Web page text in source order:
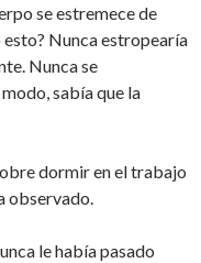
se estremece de
Nunca estropearía
Nunca se
sabía que la
dormir en el trabajo
observado.
le había pasado